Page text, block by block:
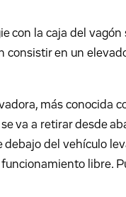
con la caja del
en un
más conocida
va a retirar desde
debajo del vehículo
libre.